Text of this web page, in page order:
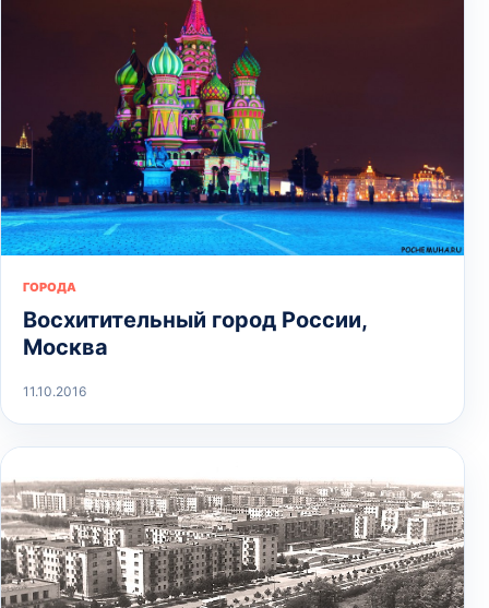
ГОРОДА
Восхитительный город России,
Москва
11.10.2016